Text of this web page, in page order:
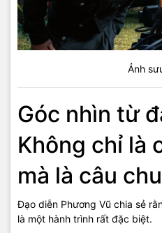
Ảnh
Góc nhìn từ
Không chỉ là
mà là câu
Đạo diễn Phương Vũ chia sẻ
là một hành trình rất đặc biệt.